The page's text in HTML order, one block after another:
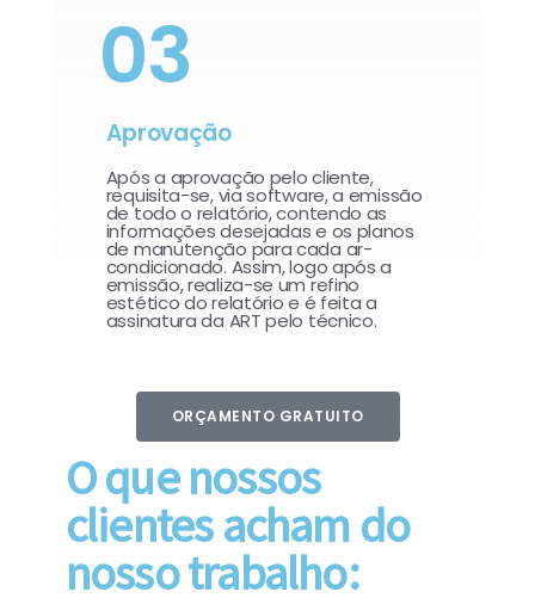
03
Aprovação
Após a aprovação pelo cliente,
requisita-se, via software, a emissão
de todo o relatório, contendo as
informações desejadas e os planos
de manutenção para cada ar-
condicionado. Assim, logo após a
emissão, realiza-se um refino
estético do relatório e é feita a
assinatura da ART pelo técnico.
ORÇAMENTO GRATUITO
O que nossos
clientes acham do
nosso trabalho: